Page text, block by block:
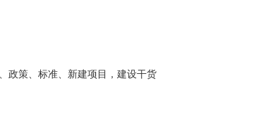
政策、标准、新建项目，建设干货